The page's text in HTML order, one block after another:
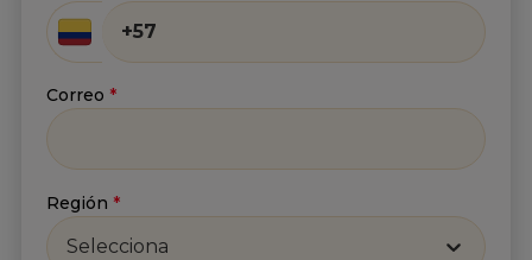
Correo *
Región *
Selecciona